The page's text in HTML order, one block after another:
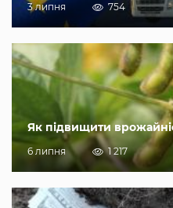
3 липня 754
Як підвищити
6 липня 1 217